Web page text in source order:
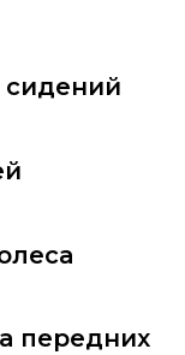
передних